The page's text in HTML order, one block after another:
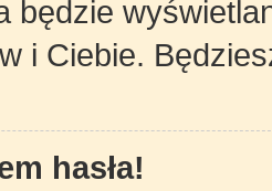
będzie
i Ciebie.
hasła!